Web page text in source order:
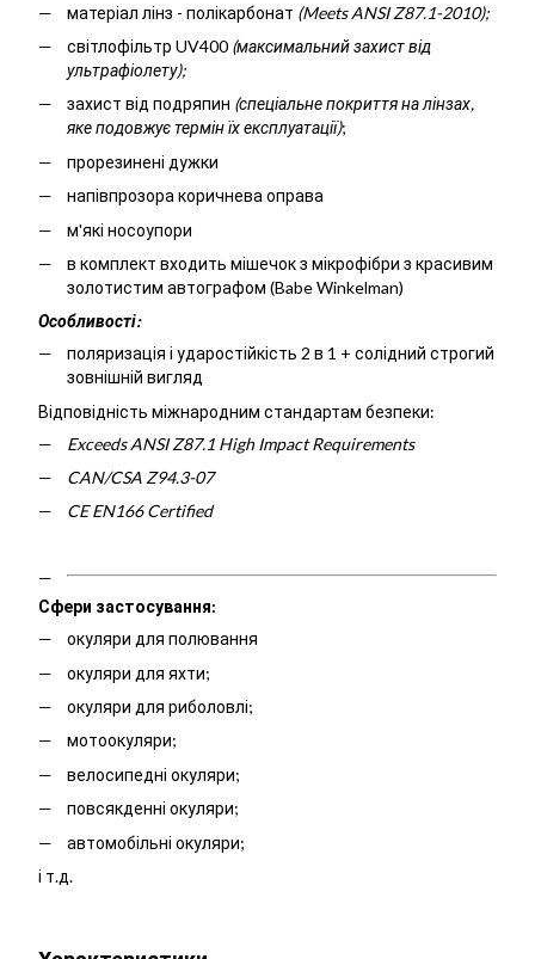
матеріал лінз - полікарбонат (Meets ANSI Z87.1-2010);
світлофільтр UV400 (максимальний захист від
ультрафіолету);
захист від подряпин (спеціальне покриття на лінзах,
яке подовжує термін їх експлуатації);
прорезинені дужки
напівпрозора коричнева оправа
м'які носоупори
в комплект входить мішечок з мікрофібри з красивим
золотистим автографом (Babe Winkelman)
Особливості:
поляризація і ударостійкість 2 в 1 + солідний строгий
зовнішній вигляд
Відповідність міжнародним стандартам безпеки:
Exceeds ANSI Z87.1 High Impact Requirements
CAN/CSA Z94.3-07
CE EN166 Certified
Сфери застосування:
окуляри для полювання
окуляри для яхти;
окуляри для риболовлі;
мотоокуляри;
велосипедні окуляри;
повсякденні окуляри;
автомобільні окуляри;
і т.д.